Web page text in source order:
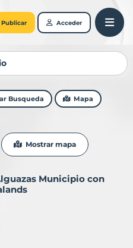
Publicar Acceder
Busqueda Mapa
Mostrar mapa
Municipio con